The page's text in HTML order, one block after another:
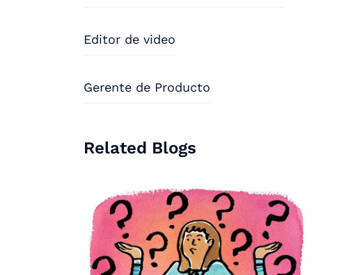
Editor de video
Gerente de Producto
Related Blogs